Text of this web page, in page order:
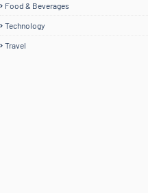
Food & Beverages
Technology
Travel